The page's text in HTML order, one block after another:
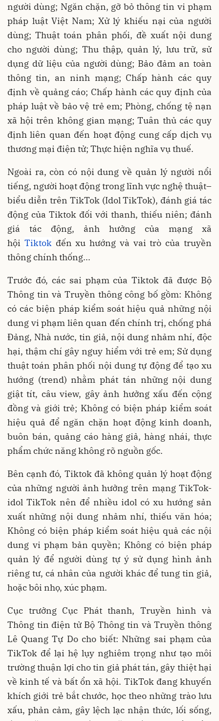
người dùng; Ngăn chặn, gỡ bỏ thông tin vi phạm
pháp luật Việt Nam; Xử lý khiếu nại của người
dùng; Thuật toán phân phối, đề xuất nội dung
cho người dùng; Thu thập, quản lý, lưu trữ, sử
dụng dữ liệu của người dùng; Bảo đảm an toàn
thông tin, an ninh mạng; Chấp hành các quy
định về quảng cáo; Chấp hành các quy định của
pháp luật về bảo vệ trẻ em; Phòng, chống tệ nạn
xã hội trên không gian mạng; Tuân thủ các quy
định liên quan đến hoạt động cung cấp dịch vụ
thương mại điện tử; Thực hiện nghĩa vụ thuế.
Ngoài ra, còn có nội dung về quản lý người nổi
tiếng, người hoạt động trong lĩnh vực nghệ thuật–
biểu diễn trên TikTok (Idol TikTok), đánh giá tác
động của Tiktok đối với thanh, thiếu niên; đánh
giá tác động, ảnh hưởng của mạng xã
hội Tiktokđến xu hướng và vai trò của truyền
thông chính thống...
Trước đó, các sai phạm của Tiktok đã được Bộ
Thông tin và Truyền thông công bố gồm: Không
có các biện pháp kiểm soát hiệu quả những nội
dung vi phạm liên quan đến chính trị, chống phá
Đảng, Nhà nước, tin giả, nội dung nhảm nhí, độc
hại, thậm chí gây nguy hiểm với trẻ em; Sử dụng
thuật toán phân phối nội dung tự động để tạo xu
hướng (trend) nhằm phát tán những nội dung
giật tít, câu view, gây ảnh hưởng xấu đến cộng
đồng và giới trẻ; Không có biện pháp kiểm soát
hiệu quả để ngăn chặn hoạt động kinh doanh,
buôn bán, quảng cáo hàng giả, hàng nhái, thực
phẩm chức năng không rõ nguồn gốc.
Bên cạnh đó, Tiktok đã không quản lý hoạt động
của những người ảnh hưởng trên mạng TikTok-
idol TikTok nên để nhiều idol có xu hướng sản
xuất những nội dung nhảm nhí, thiếu văn hóa;
Không có biện pháp kiểm soát hiệu quả các nội
dung vi phạm bản quyền; Không có biện pháp
quản lý để người dùng tự ý sử dụng hình ảnh
riêng tư, cá nhân của người khác để tung tin giả,
hoặc bôi nhọ, xúc phạm.
Cục trưởng Cục Phát thanh, Truyền hình và
Thông tin điện tử Bộ Thông tin và Truyền thông
Lê Quang Tự Do cho biết: Những sai phạm của
TikTok để lại hệ lụy nghiêm trọng như tạo môi
trường thuận lợi cho tin giả phát tán, gây thiệt hại
về kinh tế và bất ổn xã hội. TikTok đang khuyến
khích giới trẻ bắt chước, học theo những trào lưu
xấu, phản cảm, gây lệch lạc nhận thức, lối sống,